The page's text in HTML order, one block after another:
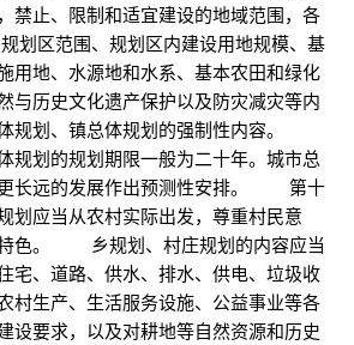
禁止、限制和适宜建设的地域范围，各
区范围、规划区内建设用地规模、基
用地、水源地和水系、基本农田和绿化
与历史文化遗产保护以及防灾减灾等内
规划、镇总体规划的强制性内容。
规划的规划期限一般为二十年。城市总
更长远的发展作出预测性安排。 第十
应当从农村实际出发，尊重村民意
特色。 乡规划、村庄规划的内容应当
宅、道路、供水、排水、供电、垃圾收
村生产、生活服务设施、公益事业等各
设要求，以及对耕地等自然资源和历史